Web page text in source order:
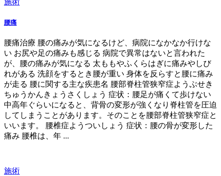
施術
腰痛
腰痛治療 腰の痛みが気になるけど、病院になかなか行けな
い お尻や足の痛みも感じる 病院で異常はないと言われた
が、腰の痛みが気になる 太ももやふくらはぎに痛みやしび
れがある 洗顔をするとき腰が重い 身体を反らすと腰に痛み
が走る 腰に関する主な疾患名 腰部脊柱管狭窄症ようぶせき
ちゅうかんきょうさくしょう 症状：腰足が痛くて歩けない
中高年ぐらいになると、背骨の変形が強くなり脊柱管を圧迫
してしまうことがあります。そのことを腰部脊柱管狭窄症と
いいます。 腰椎症ようついしょう 症状：腰の骨が変形した
痛み 腰椎は、年 ...
施術